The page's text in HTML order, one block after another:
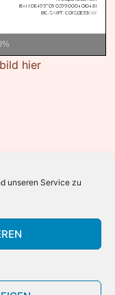
unseren Service zu
hier